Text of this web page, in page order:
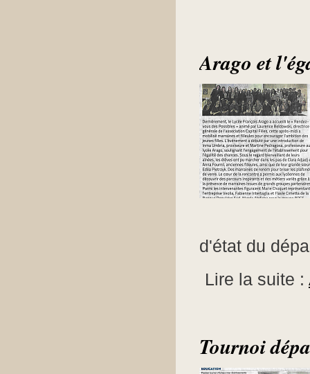
Arago et
d'état du
Lire la suite :
Tournoi